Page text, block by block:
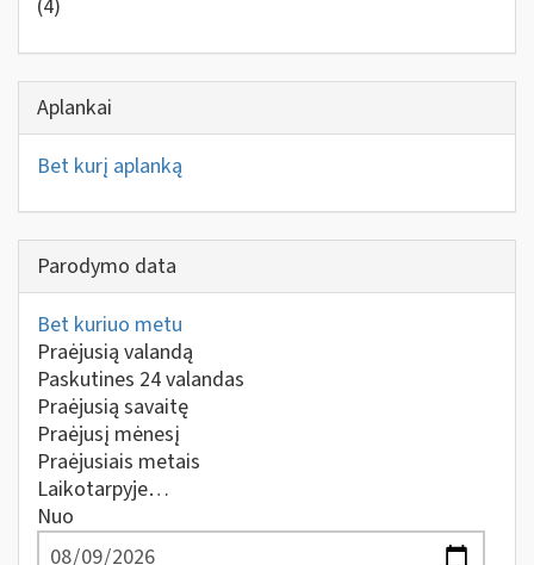
(4)
Aplankai
Bet kurį aplanką
Parodymo data
Bet kuriuo metu
Praėjusią valandą
Paskutines 24 valandas
Praėjusią savaitę
Praėjusį mėnesį
Praėjusiais metais
Laikotarpyje…
Nuo